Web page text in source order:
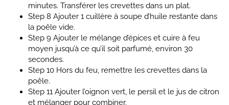
minutes. Transférer les crevettes dans un plat.
Step 8 Ajouter 1 cuillère à soupe d’huile restante dans
la poêle vide.
Step 9 Ajouter le mélange d’épices et cuire à feu
moyen jusqu’à ce qu’il soit parfumé, environ 30
secondes.
Step 10 Hors du feu, remettre les crevettes dans la
poêle.
Step 11 Ajouter l’oignon vert, le persil et le jus de citron
et mélanger pour combiner.